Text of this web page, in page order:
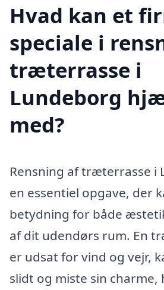
Hvad kan et
speciale i
træterrasse i
Lundeborg
med?
Rensning af træterrasse i
en essentiel opgave, der
betydning for både
af dit udendørs rum. En
er udsat for vind og vejr,
slidt og miste sin charme,